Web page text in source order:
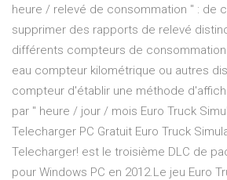
heure / relevé de consommation " : de
supprimer des rapports de relevé
différents compteurs de
eau compteur kilométrique ou autres
compteur d'établir une méthode
par " heure / jour / mois Euro Truck
Telecharger PC Gratuit Euro Truck
Telecharger! est le troisième DLC de
pour Windows PC en 2012.Le jeu Euro